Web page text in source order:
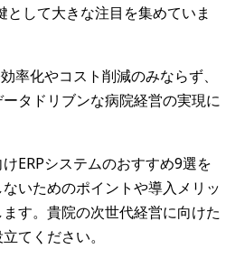
として大きな注目を集めていま
率化やコスト削減のみならず、
タドリブンな病院経営の実現に
ERPシステムのおすすめ9選を
いためのポイントや導入メリッ
す。貴院の次世代経営に向けた
てください。